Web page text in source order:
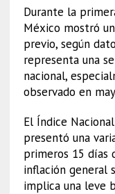
Durante la
México mostró
previo, según
representa una
nacional,
observado en
El Índice
presentó una
primeros 15 días
inflación general
implica una leve